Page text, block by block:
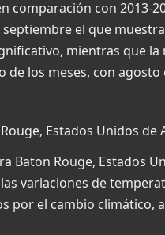
comparación con 2013-
el que
mientras que la
los meses, con
Estados Unidos de
Baton Rouge, Estados
variaciones de
por el cambio climático,